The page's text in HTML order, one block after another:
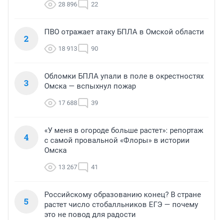
28 896 22
2
ПВО отражает атаку БПЛА в Омской области
18 913 90
3
Обломки БПЛА упали в поле в окрестностях
Омска — вспыхнул пожар
17 688 39
4
«У меня в огороде больше растет»: репортаж
с самой провальной «Флоры» в истории
Омска
13 267 41
5
Российскому образованию конец? В стране
растет число стобалльников ЕГЭ — почему
это не повод для радости